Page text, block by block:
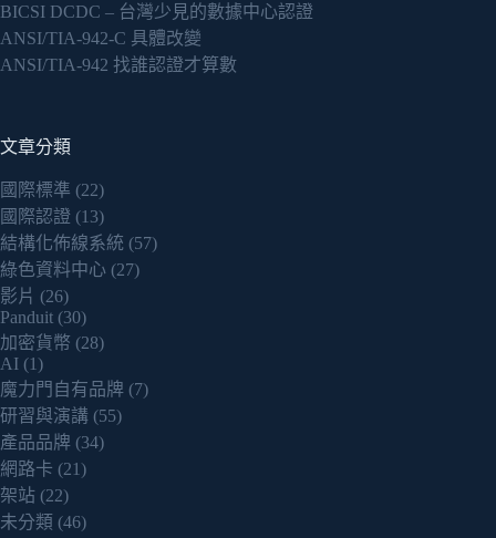
BICSI DCDC – 台灣少見的數據中心認證
ANSI/TIA-942-C 具體改變
ANSI/TIA-942 找誰認證才算數
文章分類
國際標準 (22)
國際認證 (13)
結構化佈線系統 (57)
綠色資料中心 (27)
影片 (26)
Panduit (30)
加密貨幣 (28)
AI (1)
魔力門自有品牌 (7)
研習與演講 (55)
產品品牌 (34)
網路卡 (21)
架站 (22)
未分類 (46)